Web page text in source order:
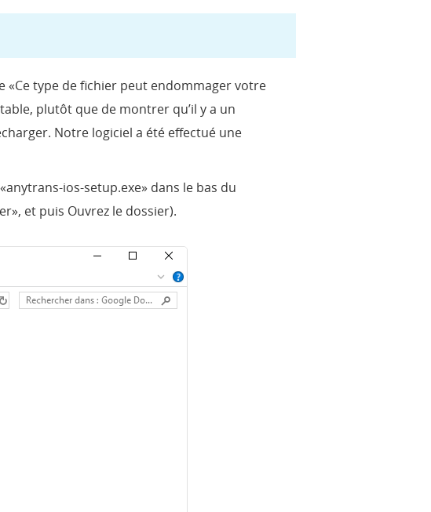
«Ce type de fichier peut endommager votre
plutôt que de montrer qu’il y a un
Notre logiciel a été effectué une
ios-setup.exe» dans le bas du
et puis Ouvrez le dossier).